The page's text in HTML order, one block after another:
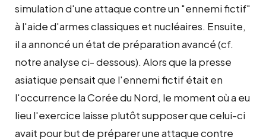
simulation d'une attaque contre un "ennemi fictif"
à l'aide d'armes classiques et nucléaires. Ensuite,
il a annoncé un état de préparation avancé (cf.
notre analyse ci- dessous). Alors que la presse
asiatique pensait que l'ennemi fictif était en
l'occurrence la Corée du Nord, le moment où a eu
lieu l'exercice laisse plutôt supposer que celui-ci
avait pour but de préparer une attaque contre